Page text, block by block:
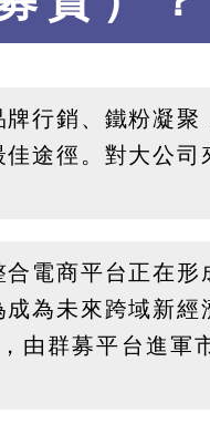
行銷、鐵粉凝
途徑。對大公
電商平台正在
為未來跨域新
由群募平台進軍